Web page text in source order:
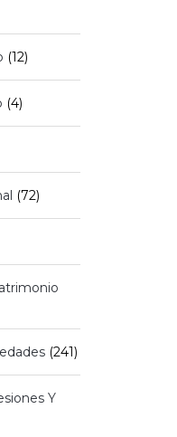
(12)
(4)
(72)
(241)
Y